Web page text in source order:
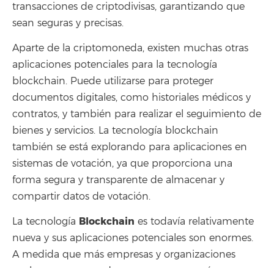
transacciones de criptodivisas, garantizando que
sean seguras y precisas.
Aparte de la criptomoneda, existen muchas otras
aplicaciones potenciales para la tecnología
blockchain. Puede utilizarse para proteger
documentos digitales, como historiales médicos y
contratos, y también para realizar el seguimiento de
bienes y servicios. La tecnología blockchain
también se está explorando para aplicaciones en
sistemas de votación, ya que proporciona una
forma segura y transparente de almacenar y
compartir datos de votación.
La tecnología Blockchain es todavía relativamente
nueva y sus aplicaciones potenciales son enormes.
A medida que más empresas y organizaciones